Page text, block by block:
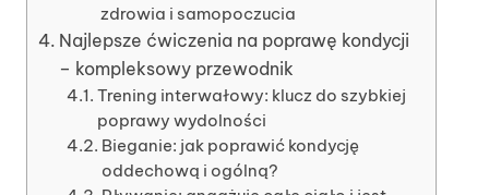
zdrowia i samopoczucia
Najlepsze ćwiczenia na poprawę kondycji
– kompleksowy przewodnik
Trening interwałowy: klucz do szybkiej
poprawy wydolności
Bieganie: jak poprawić kondycję
oddechową i ogólną?